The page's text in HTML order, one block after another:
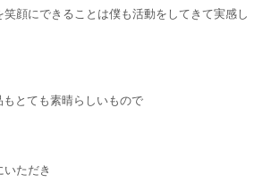
顔にできることは僕も活動をしてきて実感し
とても素晴らしいもので
ただき